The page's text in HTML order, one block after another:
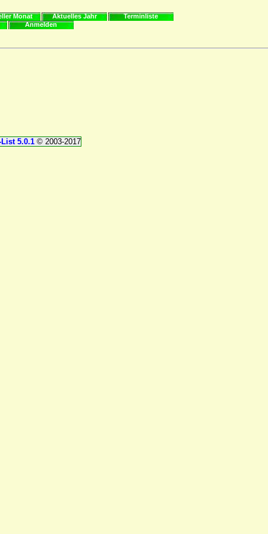
Monat Aktuelles Jahr
Terminliste
Anmelden
List 5.0.1© 2003-2017